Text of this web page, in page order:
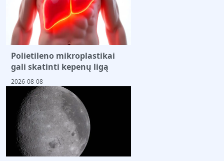
Polietileno mikroplastikai
gali skatinti kepenų ligą
2026-08-08